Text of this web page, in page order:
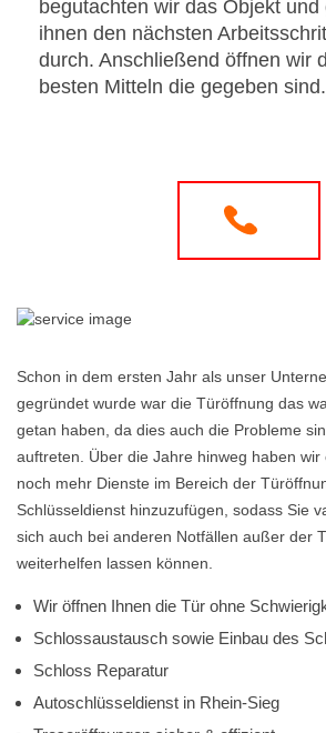
begutachten wir das Objekt und
ihnen den nächsten
durch. Anschließend öffnen wir
besten Mitteln die gegeben sind.
Schon in dem ersten Jahr als unser
gegründet wurde war die Türöffnung das
getan haben, da dies auch die Probleme
auftreten. Über die Jahre hinweg haben
noch mehr Dienste im Bereich der
Schlüsseldienst hinzuzufügen, sodass Sie
sich auch bei anderen Notfällen außer der
weiterhelfen lassen können.
Wir öffnen Ihnen die Tür ohne
Schlossaustausch sowie Einbau des
Schloss Reparatur
Autoschlüsseldienst in Rhein-Sieg